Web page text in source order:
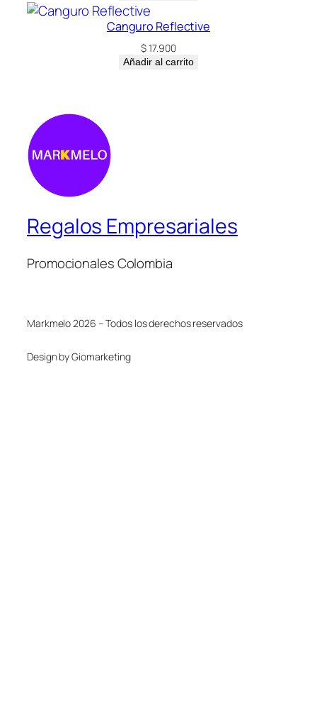
Canguro Reflective
$17.900
Añadir al carrito
Regalos Empresariales
Promocionales Colombia
Markmelo 2026 – Todos los derechos reservados
Design by Giomarketing